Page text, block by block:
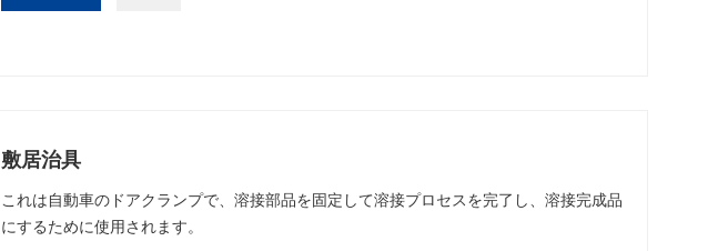
敷居治具
これは自動車のドアクランプで、溶接部品を固定して溶接プロセスを完了し、溶接完成品
にするために使用されます。